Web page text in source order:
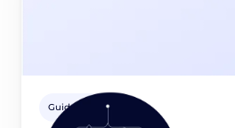
Guides Privacy